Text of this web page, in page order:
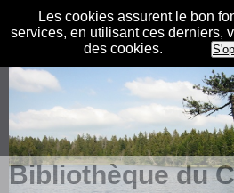
Les cookies assurent le bon
services, en utilisant ces derniers,
des cookies.
Bibliothèque du